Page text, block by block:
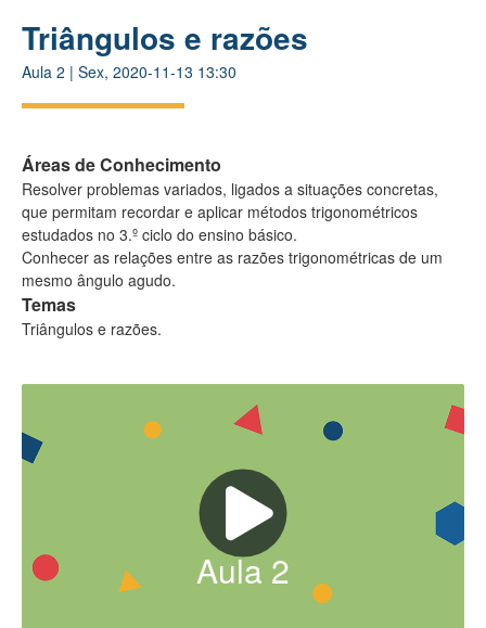
Triângulos e razões
Aula 2 | Sex, 2020-11-13 13:30
Áreas de Conhecimento
Resolver problemas variados, ligados a situações concretas,
que permitam recordar e aplicar métodos trigonométricos
estudados no 3.º ciclo do ensino básico.
Conhecer as relações entre as razões trigonométricas de um
mesmo ângulo agudo.
Temas
Triângulos e razões.
Aula 2